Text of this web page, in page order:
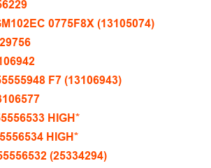
0775F8X (13105074)
F7 (13106943)
HIGH*
HIGH*
(25334294)